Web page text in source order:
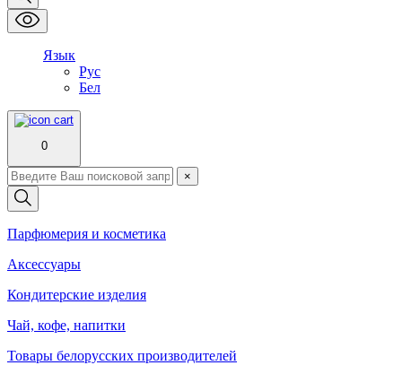
Язык
Рус
Бел
0
×
Парфюмерия и косметика
Аксессуары
Кондитерские изделия
Чай, кофе, напитки
Товары белорусских производителей